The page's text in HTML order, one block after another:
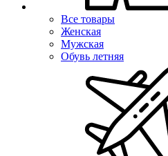
Все товары
Женская
Мужская
Обувь летняя